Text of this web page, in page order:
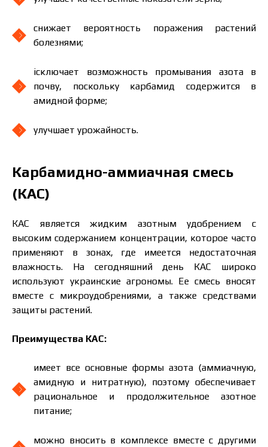
снижает вероятность поражения растений
болезнями;
ісключает возможность промывания азота в
почву, поскольку карбамид содержится в
амидной форме;
улучшает урожайность.
Карбамидно-аммиачная смесь
(КАС)
КАС является жидким азотным удобрением с
высоким содержанием концентрации, которое часто
применяют в зонах, где имеется недостаточная
влажность. На сегодняшний день КАС широко
используют украинские агрономы. Ее смесь вносят
вместе с микроудобрениями, а также средствами
защиты растений.
Преимущества КАС:
имеет все основные формы азота (аммиачную,
амидную и нитратную), поэтому обеспечивает
рациональное и продолжительное азотное
питание;
можно вносить в комплексе вместе с другими